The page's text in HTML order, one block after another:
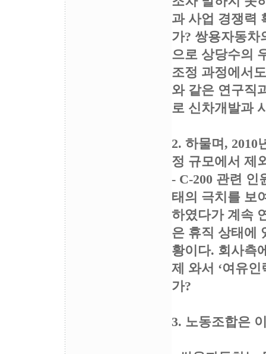
과 사업 경쟁력
가? 쌍용자동차
으로 상당수의
조정 과정에서
와 같은 연구직
로 신차개발과
2. 하물며, 2010
정 규모에서 제
- C-200 관련 인
태의 극치를 보
하였다가 계속
은 휴직 상태에
황이다. 회사측
제 와서 ‘여유
가?
3. 노동조합은